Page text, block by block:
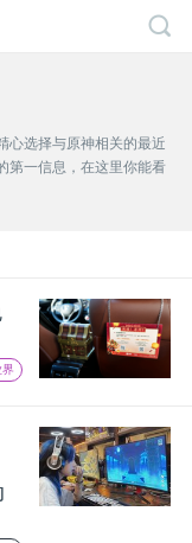
心选择与原神相关的最近
第一信息，在这里你能看
界